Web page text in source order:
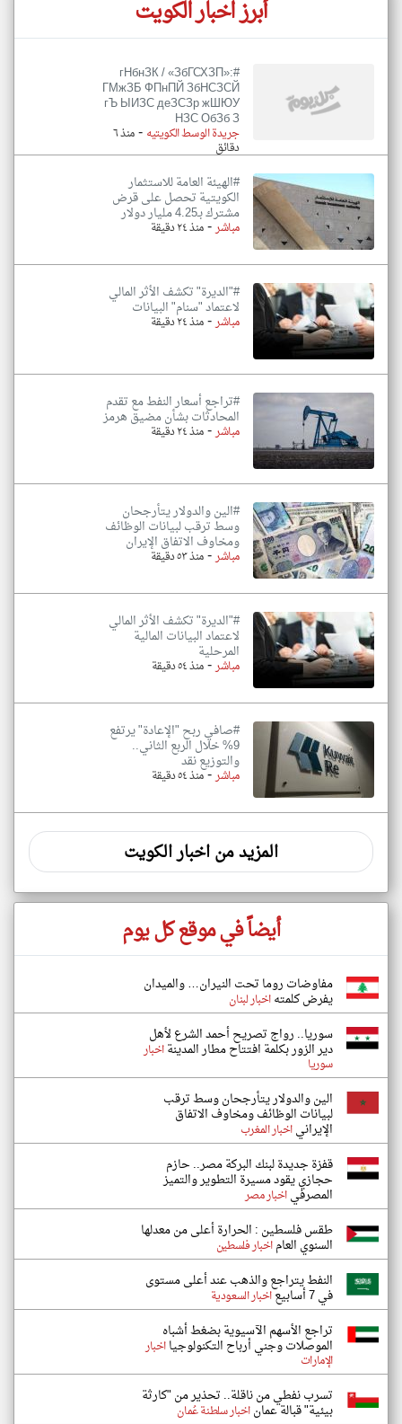
أبرز اخبار الكويت
#гНбнЗК / «ЗбГСХЗП»:
ГМжЗБ ФПнПЙ ЗбНСЗСЙ
гЪ ЫИЗС деЗСЗр жШЮУ
НЗС ОбЗб З
جريدة الوسط الكويتيه - منذ ٦
دقائق
#الهيئة العامة للاستثمار
الكويتية تحصل على قرض
مشترك بـ4.25 مليار دولار
مباشر-منذ ٢٤ دقيقة
#"الديرة" تكشف الأثر المالي
لاعتماد "سنام" البيانات
مباشر-منذ ٢٤ دقيقة
#تراجع أسعار النفط مع تقدم
المحادثات بشأن مضيق هرمز
مباشر-منذ ٢٤ دقيقة
#الين والدولار يتأرجحان
وسط ترقب لبيانات الوظائف
ومخاوف الاتفاق الإيران
مباشر-منذ ٥٣ دقيقة
#"الديرة" تكشف الأثر المالي
لاعتماد البيانات المالية
المرحلية
مباشر-منذ ٥٤ دقيقة
#صافي ربح "الإعادة" يرتفع
9% خلال الربع الثاني..
والتوزيع نقد
مباشر-منذ ٥٤ دقيقة
المزيد من اخبار الكويت
أيضاً في موقع كل يوم
مفاوضات روما تحت النيران… والميدان
يفرض كلمتهاخبار لبنان
سوريا.. رواج تصريح أحمد الشرع لأهل
دير الزور بكلمة افتتاح مطار المدينةاخبار
سوريا
الين والدولار يتأرجحان وسط ترقب
لبيانات الوظائف ومخاوف الاتفاق
الإيرانياخبار المغرب
قفزة جديدة لبنك البركة مصر.. حازم
حجازي يقود مسيرة التطوير والتميز
المصرفياخبار مصر
طقس فلسطين : الحرارة أعلى من معدلها
السنوي العاماخبار فلسطين
النفط يتراجع والذهب عند أعلى مستوى
في 7 أسابيع اخبار السعودية
تراجع الأسهم الآسيوية بضغط أشباه
الموصلات وجني أرباح التكنولوجيااخبار
الإمارات
تسرب نفطي من ناقلة.. تحذير من "كارثة
بيئية" قبالة عماناخبار سلطنة عُمان